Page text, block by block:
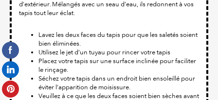
d’extérieur. Mélangés avec un seau d’eau, ils redonnent à vos
tapis tout leur éclat.
Lavez les deux faces du tapis pour que les saletés soient
bien éliminées.
Utilisez le jet d’un tuyau pour rincer votre tapis
Placez votre tapis sur une surface inclinée pour faciliter
le rinçage.
Séchez votre tapis dans un endroit bien ensoleillé pour
éviter l’apparition de moisissure.
Veuillez à ce que les deux faces soient bien sèches avant